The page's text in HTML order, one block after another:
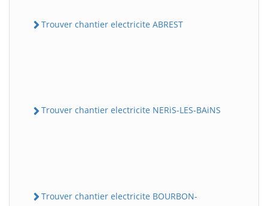
Trouver chantier electricite ABREST
Trouver chantier electricite NERiS-LES-BAiNS
Trouver chantier electricite BOURBON-